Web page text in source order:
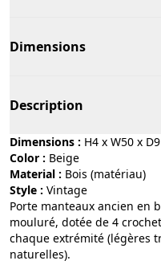
Dimensions
Description
Dimensions : H4 x W50 x D9
Color :
beige
Material :
bois (matériau)
Style :
vintage
Porte manteaux ancien en
mouluré, dotée de 4
chaque extrémité (légères
naturelles).